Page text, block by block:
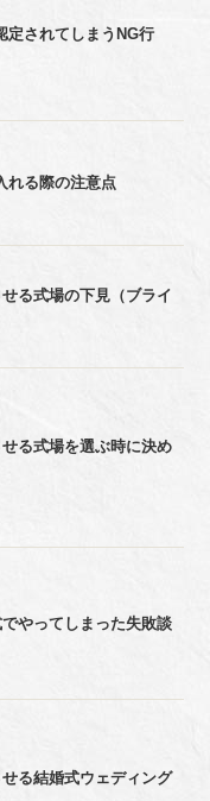
定されてしまうNG行
れる際の注意点
る式場の下見（ブライ
る式場を選ぶ時に決め
やってしまった失敗談
る結婚式ウェディング